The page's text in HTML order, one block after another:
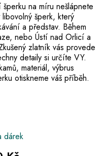
na míru nešlápnete
šperk, který
a představ. Během
nebo Ústí nad Orlicí a
zlatník vás provede
detaily si určíte VY.
materiál, výbrus
otiskneme váš příběh.
dárek